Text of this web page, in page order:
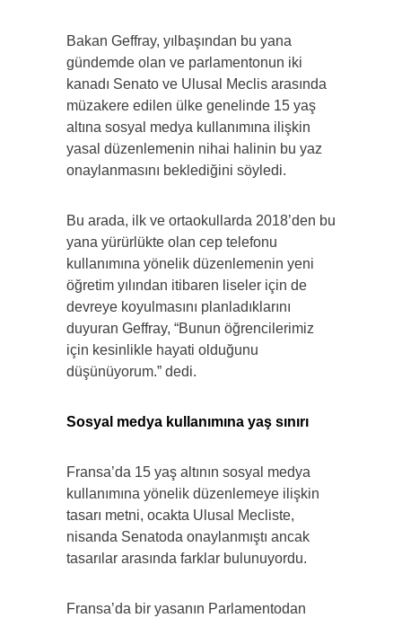
Bakan Geffray, yılbaşından bu yana
gündemde olan ve parlamentonun iki
kanadı Senato ve Ulusal Meclis arasında
müzakere edilen ülke genelinde 15 yaş
altına sosyal medya kullanımına ilişkin
yasal düzenlemenin nihai halinin bu yaz
onaylanmasını beklediğini söyledi.
Bu arada, ilk ve ortaokullarda 2018’den bu
yana yürürlükte olan cep telefonu
kullanımına yönelik düzenlemenin yeni
öğretim yılından itibaren liseler için de
devreye koyulmasını planladıklarını
duyuran Geffray, “Bunun öğrencilerimiz
için kesinlikle hayati olduğunu
düşünüyorum.” dedi.
Sosyal medya kullanımına yaş sınırı
Fransa’da 15 yaş altının sosyal medya
kullanımına yönelik düzenlemeye ilişkin
tasarı metni, ocakta Ulusal Mecliste,
nisanda Senatoda onaylanmıştı ancak
tasarılar arasında farklar bulunuyordu.
Fransa’da bir yasanın Parlamentodan